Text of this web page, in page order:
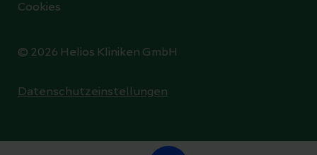
© 2026 Helios Kliniken GmbH
Cookies
Datenschutzeinstellungen